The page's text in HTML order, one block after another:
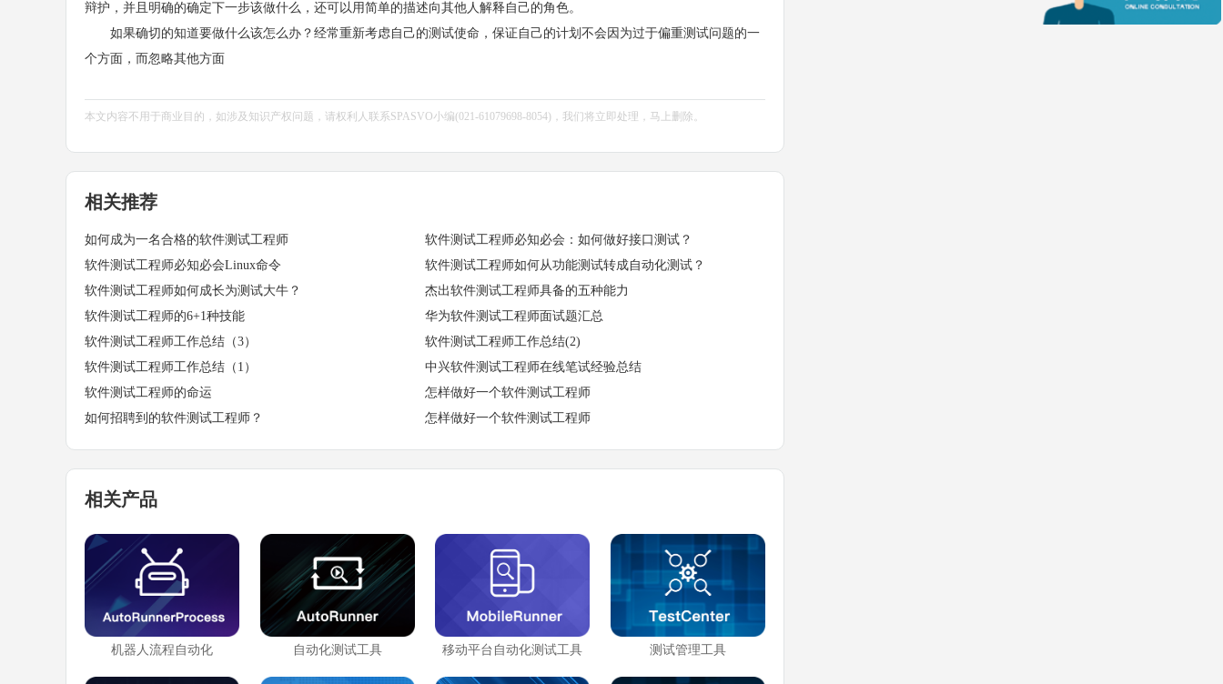
辩护，并且明确的确定下一步该做什么，还可以用简单的描述向其他人解释自己的角色。
如果确切的知道要做什么该怎么办？经常重新考虑自己的测试使命，保证自己的计划不会因为过于偏重测试问题的一
个方面，而忽略其他方面
本文内容不用于商业目的，如涉及知识产权问题，请权利人联系SPASVO小编(021-61079698-8054)，我们将立即处理，马上删除。
相关推荐
如何成为一名合格的软件测试工程师
软件测试工程师必知必会：如何做好接口测试？
软件测试工程师必知必会Linux命令
软件测试工程师如何从功能测试转成自动化测试？
软件测试工程师如何成长为测试大牛？
杰出软件测试工程师具备的五种能力
软件测试工程师的6+1种技能
华为软件测试工程师面试题汇总
软件测试工程师工作总结（3）
软件测试工程师工作总结(2)
软件测试工程师工作总结（1）
中兴软件测试工程师在线笔试经验总结
软件测试工程师的命运
怎样做好一个软件测试工程师
如何招聘到的软件测试工程师？
怎样做好一个软件测试工程师
相关产品
机器人流程自动化 自动化测试工具 移动平台自动化测试工具 测试管理工具